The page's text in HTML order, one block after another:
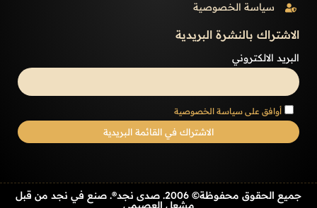
سياسة الخصوصية
الاشتراك بالنشرة البريدية
البريد الالكتروني
أوافق على سياسة الخصوصية
جميع الحقوق محفوظة© 2006. صدى نجد®. صنع في نجد من قبل
مشعل العصيمي